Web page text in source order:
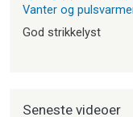
Vanter og
God strikkelyst
Seneste videoer